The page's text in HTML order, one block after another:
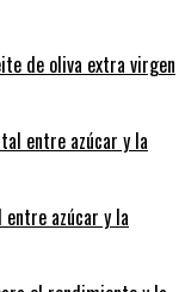
de oliva extra virgen
azúcar y la